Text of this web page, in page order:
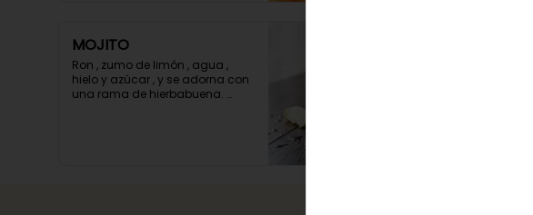
MOJITO
Ron , zumo de limón , agua ,
hielo y azúcar , y se adorna con
una rama de hierbabuena.